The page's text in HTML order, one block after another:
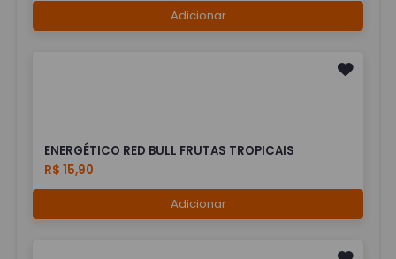
Adicionar
ENERGÉTICO RED BULL FRUTAS TROPICAIS
R$ 15,90
Adicionar